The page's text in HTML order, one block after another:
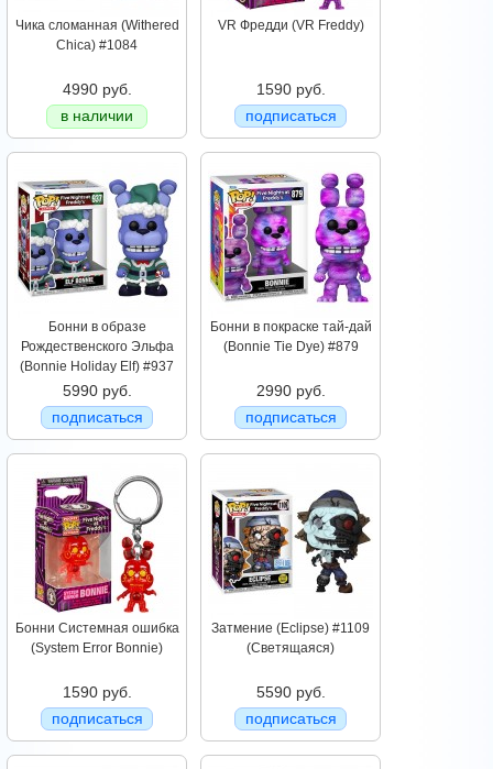
Чика сломанная (Withered
Chica) #1084
4990 руб.
в наличии
VR Фредди (VR Freddy)
1590 руб.
подписаться
Бонни в образе
Рождественского Эльфа
(Bonnie Holiday Elf) #937
5990 руб.
подписаться
Бонни в покраске тай-дай
(Bonnie Tie Dye) #879
2990 руб.
подписаться
Бонни Системная ошибка
(System Error Bonnie)
1590 руб.
подписаться
Затмение (Eclipse) #1109
(Светящаяся)
5590 руб.
подписаться